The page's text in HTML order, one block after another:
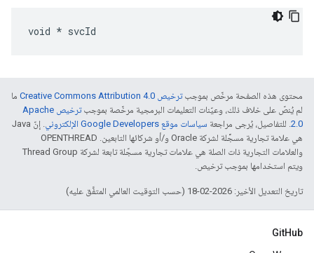
void * svcId
محتوى هذه الصفحة مرخّص بموجبترخيص Creative Commons Attribution 4.0‏
ما
لم يُنصّ على خلاف ذلك، وعيّنات التعليمات البرمجية مرخّصة بموجب
ترخيص Apache
2.0‏. للتفاصيل، يُرجى مراجعة سياسات موقع Google Developers الإلكتروني
. إنّ Java
هي علامة تجارية مسجَّلة لشركة Oracle و/أو شركائها التابعين. ‫OPENTHREAD
والعلامات التجارية ذات الصلة هي علامات تجارية مسجّلة تابعة لشركة Thread Group
ويتم استخدامها بموجب ترخيص.
تاريخ التعديل الأخير: 2026-02-18 (حسب التوقيت العالمي المتفَّق عليه)
GitHub